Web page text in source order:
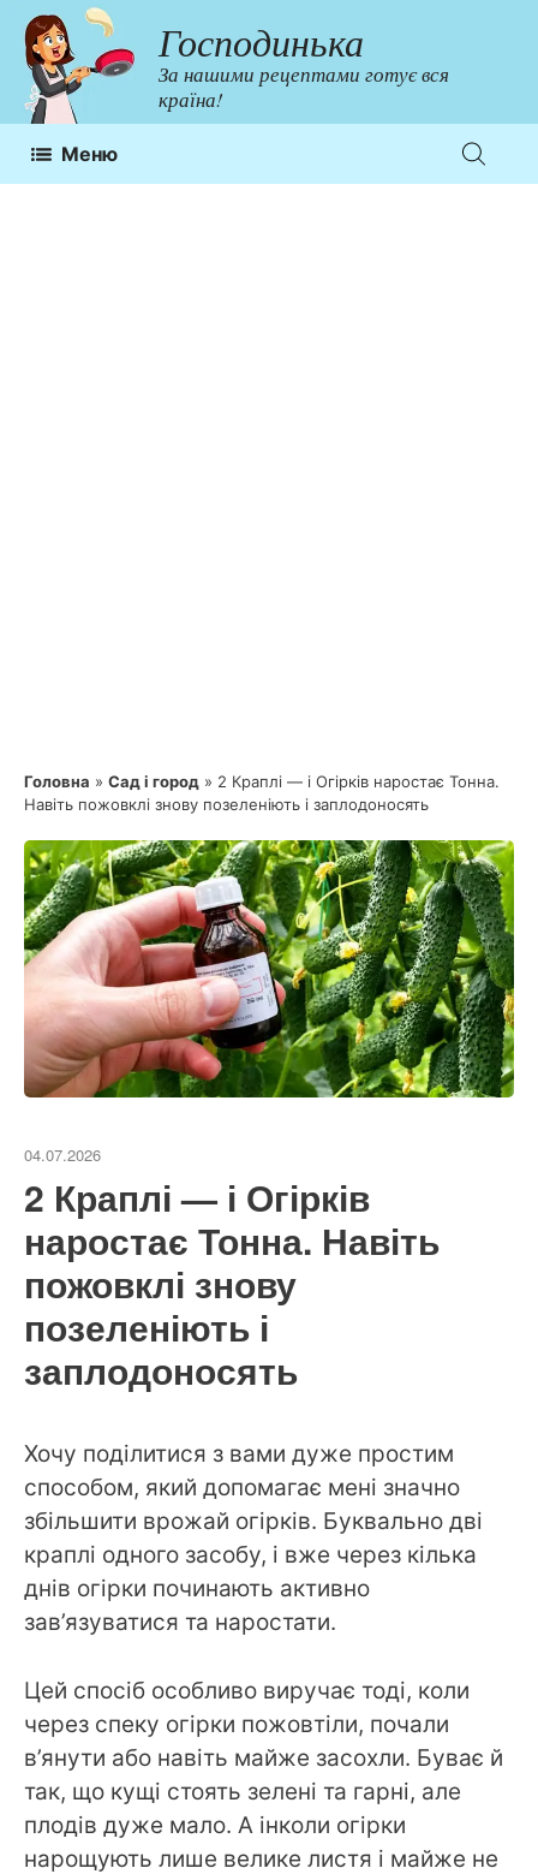
Перейти
до
контенту
Господинька
За нашими рецептами готує вся
країна!
Меню
Головна » Сад і город » 2 Краплі — і Огірків наростає Тонна.
Навіть пожовклі знову позеленіють і заплодоносять
04.07.2026
2 Краплі — і Огірків
наростає Тонна. Навіть
пожовклі знову
позеленіють і
заплодоносять
Хочу поділитися з вами дуже простим
способом, який допомагає мені значно
збільшити врожай огірків. Буквально дві
краплі одного засобу, і вже через кілька
днів огірки починають активно
зав’язуватися та наростати.
Цей спосіб особливо виручає тоді, коли
через спеку огірки пожовтіли, почали
в’янути або навіть майже засохли. Буває й
так, що кущі стоять зелені та гарні, але
плодів дуже мало. А інколи огірки
нарощують лише велике листя і майже не